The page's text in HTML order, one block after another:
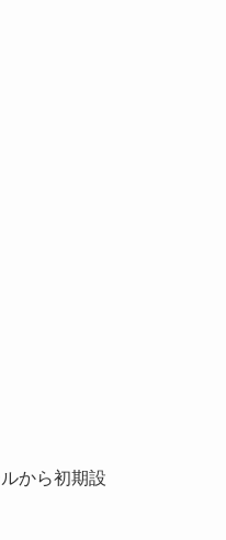
から初期設